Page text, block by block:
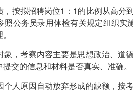
按拟招聘岗位1：1的比例从高分
照公务员录用体检有关规定组织
，考察内容主要是思想政治、道
交的信息和材料是否真实、准确。
人原因自动放弃形成的缺额，按